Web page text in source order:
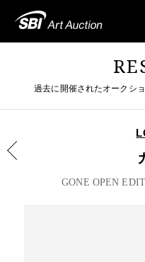
過去に開催されたオークシ
GONE OPEN